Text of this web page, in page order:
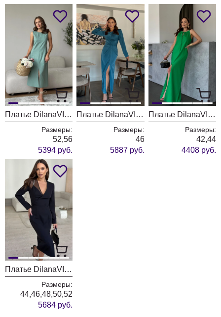
Платье DilanaVIP 1994 мята
Размеры:
52,56
5394 руб.
Платье DilanaVIP 2073
Размеры:
46
5887 руб.
Платье DilanaVIP 2032 зеленый
Размеры:
42,44
4408 руб.
Платье DilanaVIP 2016
Размеры:
44,46,48,50,52
5684 руб.